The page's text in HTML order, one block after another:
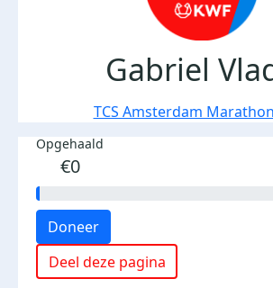
Gabriel
TCS Amsterdam
Opgehaald
€0
Doneer
Deel deze pagina